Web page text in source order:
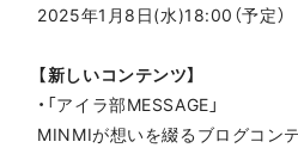
2025年1月8日(水)18:00（予定）
【新しいコンテンツ】
・「アイラ部MESSAGE」
MINMIが想いを綴るブログコンテ